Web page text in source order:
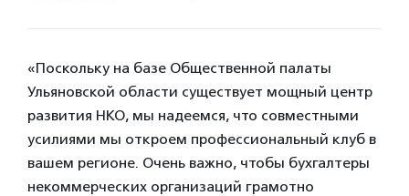
«Поскольку на базе Общественной палаты
Ульяновской области существует мощный центр
развития НКО, мы надеемся, что совместными
усилиями мы откроем профессиональный клуб в
вашем регионе. Очень важно, чтобы бухгалтеры
некоммерческих организаций грамотно